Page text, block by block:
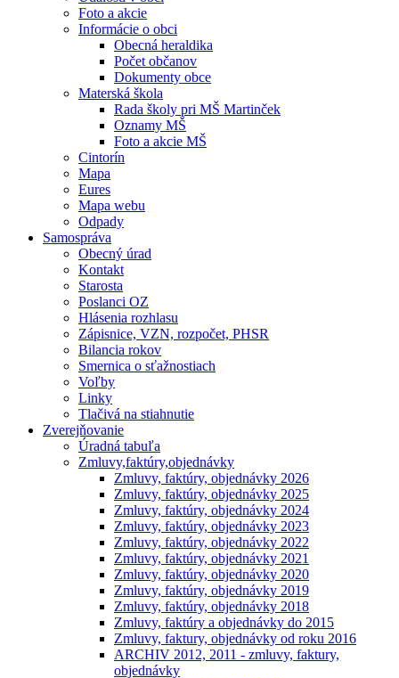
Foto a akcie
Informácie o obci
Obecná heraldika
Počet občanov
Dokumenty obce
Materská škola
Rada školy pri MŠ Martinček
Oznamy MŠ
Foto a akcie MŠ
Cintorín
Mapa
Eures
Mapa webu
Odpady
Samospráva
Obecný úrad
Kontakt
Starosta
Poslanci OZ
Hlásenia rozhlasu
Zápisnice, VZN, rozpočet, PHSR
Bilancia rokov
Smernica o sťažnostiach
Voľby
Linky
Tlačivá na stiahnutie
Zverejňovanie
Úradná tabuľa
Zmluvy,faktúry,objednávky
Zmluvy, faktúry, objednávky 2026
Zmluvy, faktúry, objednávky 2025
Zmluvy, faktúry, objednávky 2024
Zmluvy, faktúry, objednávky 2023
Zmluvy, faktúry, objednávky 2022
Zmluvy, faktúry, objednávky 2021
Zmluvy, faktúry, objednávky 2020
Zmluvy, faktúry, objednávky 2019
Zmluvy, faktúry, objednávky 2018
Zmluvy, faktúry a objednávky do 2015
Zmluvy, faktury, objednávky od roku 2016
ARCHIV 2012, 2011 - zmluvy, faktury,
objednávky